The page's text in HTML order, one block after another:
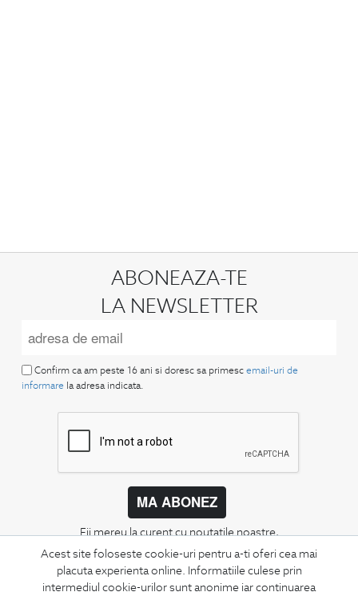
Acest site foloseste cookie-uri pentru a-ti oferi cea mai
placuta experienta online. Informatiile culese prin
intermediul cookie-urilor sunt anonime iar continuarea
ABONEAZA-TE
LA NEWSLETTER
Confirm ca am peste 16 ani si doresc sa primesc email-uri de
informare la adresa indicata.
MA ABONEZ
Fii mereu la curent cu noutatile noastre,
oferte speciale si trenduri in moda masculina.
CONCIERGE